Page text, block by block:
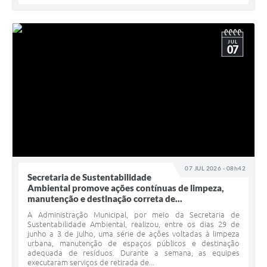
07 JUL 2026 - 08h42
JUL
07
Secretaria de Sustentabilidade
Ambiental promove ações contínuas de limpeza,
manutenção e destinação correta de...
A Administração Municipal, por meio da Secretaria de
Sustentabilidade Ambiental, realizou, entre os dias 29 de
junho a 3 de julho, uma série de ações voltadas à limpeza
urbana, manutenção de espaços públicos e destinação
adequada de resíduos. Durante a semana, as equipes
executaram serviços de retirada de...